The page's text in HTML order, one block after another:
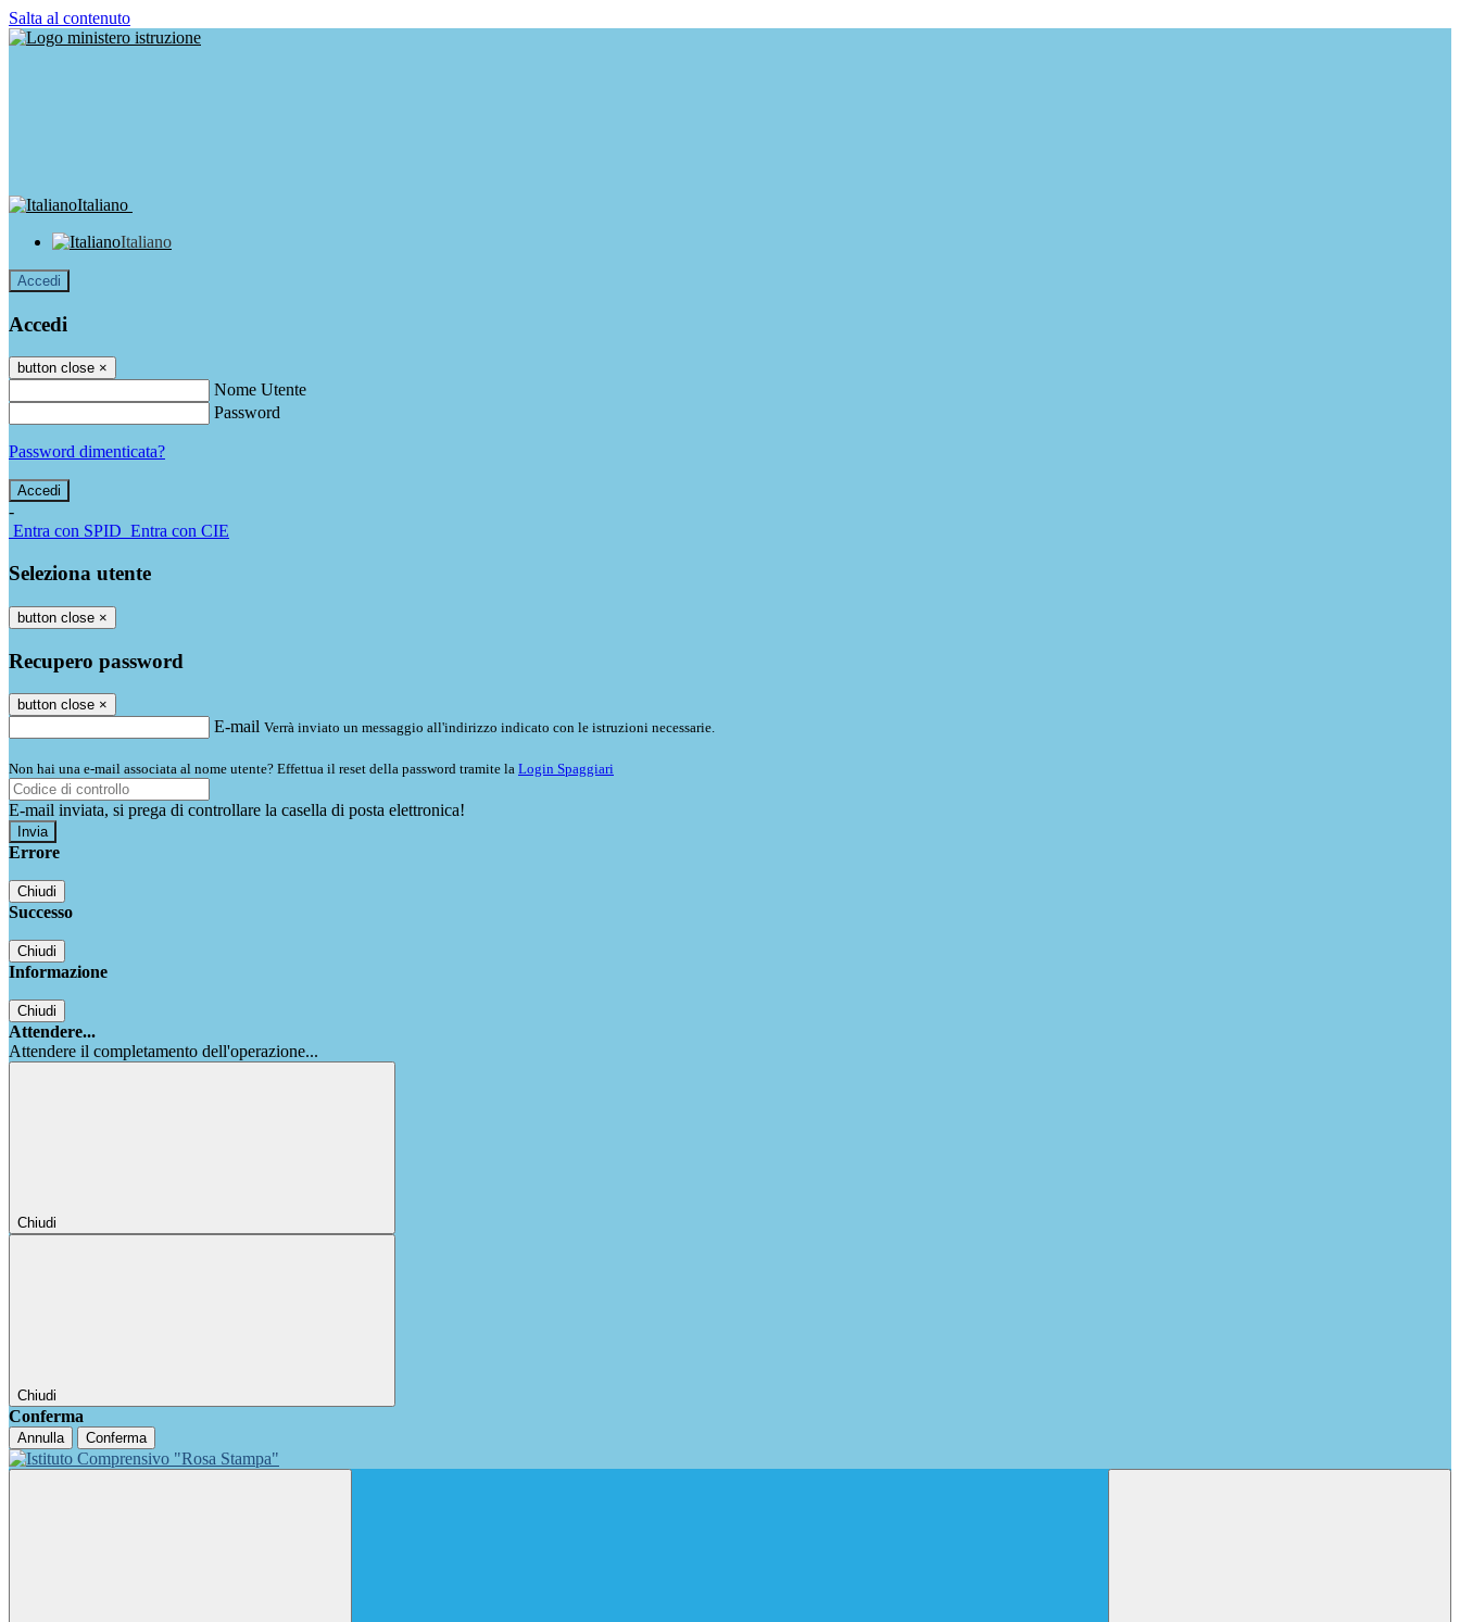
Salta al contenuto
Italiano
Italiano
Accedi
Accedi
button close ×
Nome Utente
Password
Password dimenticata?
-
Entra con SPID Entra con CIE
Seleziona utente
button close ×
Recupero password
button close ×
E-mail Verrà inviato un messaggio all'indirizzo indicato con le istruzioni necessarie.
Non hai una e-mail associata al nome utente? Effettua il reset della password tramite la Login Spaggiari
E-mail inviata, si prega di controllare la casella di posta elettronica!
Errore
Chiudi
Successo
Chiudi
Informazione
Chiudi
Attendere...
Attendere il completamento dell'operazione...
Chiudi
Chiudi
Conferma
Annulla Conferma